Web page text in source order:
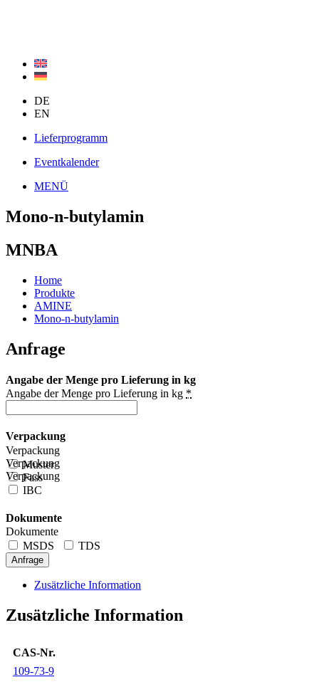
DE
EN
Lieferprogramm
Eventkalender
MENÜ
Mono-n-butylamin
MNBA
Home
Produkte
AMINE
Mono-n-butylamin
Anfrage
Angabe der Menge pro Lieferung in kg
Angabe der Menge pro Lieferung in kg *
Verpackung
Verpackung
Muster
Verpackung
Fass
Verpackung
IBC
Dokumente
Dokumente
MSDS
TDS
Anfrage
Zusätzliche Information
Zusätzliche Information
CAS-Nr.
109-73-9